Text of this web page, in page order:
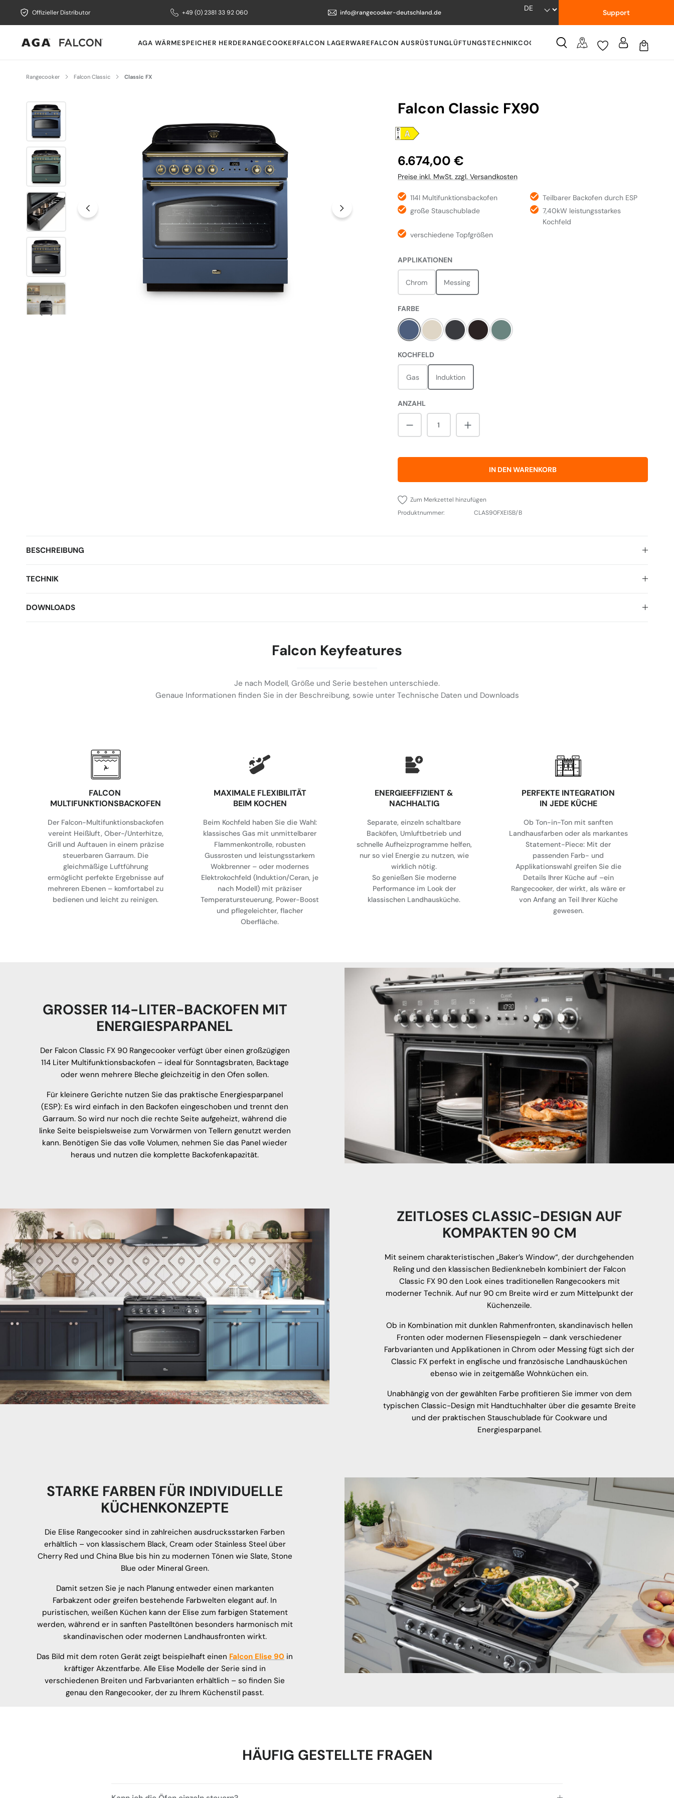
Offizieller Distributor +49 (0) 2381 33 92 060 info@rangecooker-deutschland.de Support
AGA WÄRMESPEICHER HERDERANGECOOKERFALCON LAGERWAREFALCON AUSRÜSTUNGLÜFTUNGSTECHNIKCOOKWARE WISSENSWERTES
Rangecooker Falcon Classic Classic FX
Bildergalerie überspringen Falcon Classic FX90
Regulärer Preis:
6.674,00 €
Preise inkl. MwSt. zzgl. Versandkosten
114l Multifunktionsbackofen
Teilbarer Backofen durch ESP
große Stauschublade
7,40kW leistungsstarkes
Kochfeld
verschiedene Topfgrößen
APPLIKATIONENAUSWÄHLEN
Chrom Messing
FARBEAUSWÄHLEN
Stone BlueCream Slate Black Mineral Green
KOCHFELDAUSWÄHLEN
Gas Induktion
ANZAHL
Produkt Anzahl: Gib den gewünschten Wert ein
IN DEN WARENKORB
Zum Merkzettel hinzufügen
Produktnummer:
CLAS90FXEISB/B
BESCHREIBUNG
TECHNIK
DOWNLOADS
Falcon Keyfeatures
Je nach Modell, Größe und Serie bestehen unterschiede.
Genaue Informationen finden Sie in der Beschreibung, sowie unter Technische Daten und Downloads
FALCON
MULTIFUNKTIONSBACKOFEN
Der Falcon-Multifunktionsbackofen
vereint Heißluft, Ober-/Unterhitze,
Grill und Auftauen in einem präzise
steuerbaren Garraum. Die
gleichmäßige Luftführung
ermöglicht perfekte Ergebnisse auf
mehreren Ebenen – komfortabel zu
bedienen und leicht zu reinigen.
MAXIMALE FLEXIBILITÄT
BEIM KOCHEN
Beim Kochfeld haben Sie die Wahl:
klassisches Gas mit unmittelbarer
Flammenkontrolle, robusten
Gussrosten und leistungsstarkem
Wokbrenner – oder modernes
Elektrokochfeld (Induktion/Ceran, je
nach Modell) mit präziser
Temperatursteuerung, Power-Boost
und pflegeleichter, flacher
Oberfläche.
⁠ENERGIEEFFIZIENT &
NACHHALTIG
Separate, einzeln schaltbare
Backöfen, Umluftbetrieb und
schnelle Aufheizprogramme helfen,
nur so viel Energie zu nutzen, wie
wirklich nötig.
So genießen Sie moderne
Performance im Look der
klassischen Landhausküche.
⁠PERFEKTE INTEGRATION
IN JEDE KÜCHE
Ob Ton-in-Ton mit sanften
Landhausfarben oder als markantes
Statement-Piece: Mit der
passenden Farb- und
Applikationswahl greifen Sie die
Details Ihrer Küche auf –ein
Rangecooker, der wirkt, als wäre er
von Anfang an Teil Ihrer Küche
gewesen.
GROSSER 114-LITER-BACKOFEN MIT
ENERGIESPARPANEL
Der Falcon Classic FX 90 Rangecooker verfügt über einen großzügigen
114 Liter Multifunktionsbackofen – ideal für Sonntagsbraten, Backtage
oder wenn mehrere Bleche gleichzeitig in den Ofen sollen.
Für kleinere Gerichte nutzen Sie das praktische Energiesparpanel
(ESP): Es wird einfach in den Backofen eingeschoben und trennt den
Garraum. So wird nur noch die rechte Seite aufgeheizt, während die
linke Seite beispielsweise zum Vorwärmen von Tellern genutzt werden
kann. Benötigen Sie das volle Volumen, nehmen Sie das Panel wieder
heraus und nutzen die komplette Backofenkapazität.
ZEITLOSES CLASSIC-DESIGN AUF
KOMPAKTEN 90 CM
Mit seinem charakteristischen „Baker’s Window“, der durchgehenden
Reling und den klassischen Bedienknebeln kombiniert der Falcon
Classic FX 90 den Look eines traditionellen Rangecookers mit
moderner Technik. Auf nur 90 cm Breite wird er zum Mittelpunkt der
Küchenzeile.
Ob in Kombination mit dunklen Rahmenfronten, skandinavisch hellen
Fronten oder modernen Fliesenspiegeln – dank verschiedener
Farbvarianten und Applikationen in Chrom oder Messing fügt sich der
Classic FX perfekt in englische und französische Landhausküchen
ebenso wie in zeitgemäße Wohnküchen ein.
Unabhängig von der gewählten Farbe profitieren Sie immer von dem
typischen Classic-Design mit Handtuchhalter über die gesamte Breite
und der praktischen Stauschublade für Cookware und
Energiesparpanel.
STARKE FARBEN FÜR INDIVIDUELLE
KÜCHENKONZEPTE
Die Elise Rangecooker sind in zahlreichen ausdrucksstarken Farben
erhältlich – von klassischem Black, Cream oder Stainless Steel über
Cherry Red und China Blue bis hin zu modernen Tönen wie Slate, Stone
Blue oder Mineral Green.
Damit setzen Sie je nach Planung entweder einen markanten
Farbakzent oder greifen bestehende Farbwelten elegant auf. In
puristischen, weißen Küchen kann der Elise zum farbigen Statement
werden, während er in sanften Pastelltönen besonders harmonisch mit
skandinavischen oder modernen Landhausfronten wirkt.
Das Bild mit dem roten Gerät zeigt beispielhaft einen Falcon Elise 90 in
kräftiger Akzentfarbe. Alle Elise Modelle der Serie sind in
verschiedenen Breiten und Farbvarianten erhältlich – so finden Sie
genau den Rangecooker, der zu Ihrem Küchenstil passt.
HÄUFIG GESTELLTE FRAGEN